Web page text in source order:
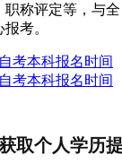
称评定等，与
考。
考本科报名时间
考本科报名时间
取个人学历